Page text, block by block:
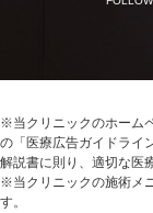
※当クリニックのホーム
の「医療広告ガイドライ
解説書に則り、適切な医
※当クリニックの施術メ
す。